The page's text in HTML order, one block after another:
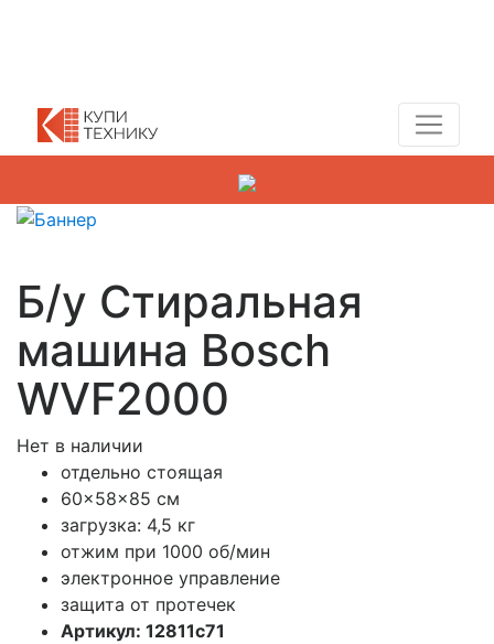
Б/у Стиральная
машина Bosch
WVF2000
Нет в наличии
отдельно стоящая
60x58x85 см
загрузка: 4,5 кг
отжим при 1000 об/мин
электронное управление
защита от протечек
Артикул: 12811c71